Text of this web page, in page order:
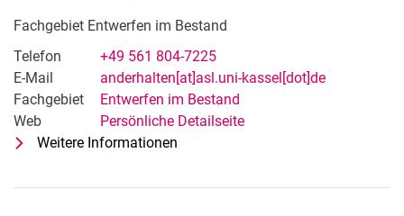
Fachgebiet Entwerfen im Bestand
Telefon
+49 561 804-7225
E-Mail
anderhalten[at]asl.uni-kassel[dot]de
Fachgebiet
Entwerfen im Bestand
Web
Persönliche Detailseite
Weitere Informationen